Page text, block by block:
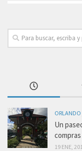
ORLANDO
Un
19 ENE,